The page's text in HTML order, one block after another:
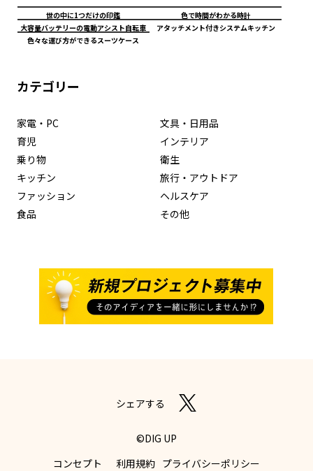
世の中に1つだけの印鑑
色で時間がわかる時計
大容量バッテリーの電動アシスト自転車
アタッチメント付きシステムキッチン
色々な運び方ができるスーツケース
カテゴリー
家電・PC
文具・日用品
育児
インテリア
乗り物
衛生
キッチン
旅行・アウトドア
ファッション
ヘルスケア
食品
その他
シェアする
©DIG UP
コンセプト
利用規約 プライバシーポリシー